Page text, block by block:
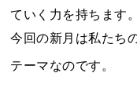
ていく力を持ちます。
今回の新月は私たち
テーマなのです。